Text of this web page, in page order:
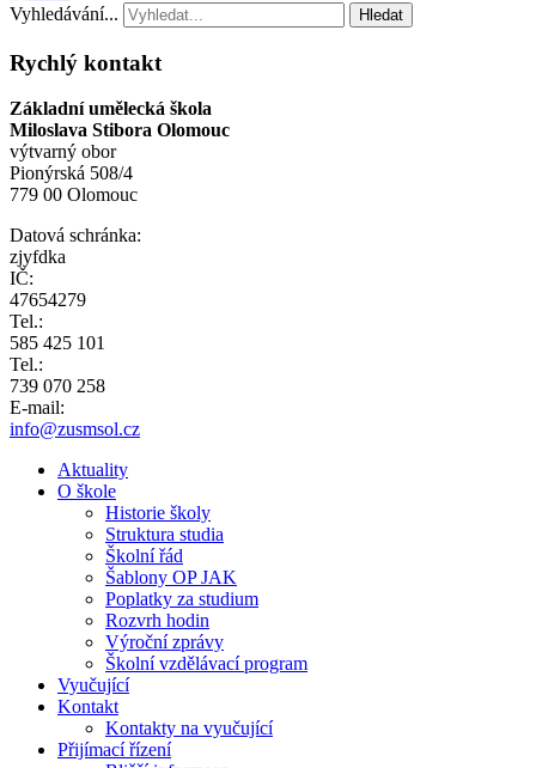
Vyhledávání... Hledat
Rychlý kontakt
Základní umělecká škola
Miloslava Stibora Olomouc
výtvarný obor
Pionýrská 508/4
779 00 Olomouc
Datová schránka:
zjyfdka
IČ:
47654279
Tel.:
585 425 101
Tel.:
739 070 258
E-mail:
info@zusmsol.cz
Aktuality
O škole
Historie školy
Struktura studia
Školní řád
Šablony OP JAK
Poplatky za studium
Rozvrh hodin
Výroční zprávy
Školní vzdělávací program
Vyučující
Kontakt
Kontakty na vyučující
Přijímací řízení